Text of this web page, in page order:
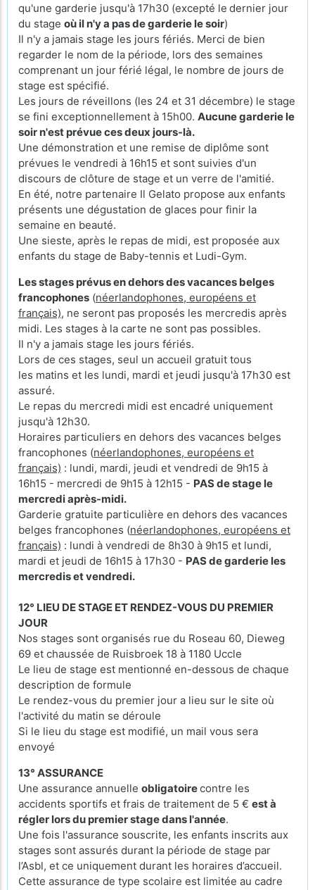
qu'une garderie jusqu'à 17h30 (excepté le dernier jour
du stage où il n'y a pas de garderie le soir)
Il n'y a jamais stage les jours fériés. Merci de bien
regarder le nom de la période, lors des semaines
comprenant un jour férié légal, le nombre de jours de
stage est spécifié.
Les jours de réveillons (les 24 et 31 décembre) le stage
se fini exceptionnellement à 15h00. Aucune garderie le
soir n'est prévue ces deux jours-là.
Une démonstration et une remise de diplôme sont
prévues le vendredi à 16h15 et sont suivies d'un
discours de clôture de stage et un verre de l'amitié.
En été, notre partenaire Il Gelato propose aux enfants
présents une dégustation de glaces pour finir la
semaine en beauté.
Une sieste, après le repas de midi, est proposée aux
enfants du stage de Baby-tennis et Ludi-Gym.
Les stages prévus en dehors des vacances belges
francophones (néerlandophones, européens et
français), ne seront pas proposés les mercredis après
midi. Les stages à la carte ne sont pas possibles.
Il n'y a jamais stage les jours fériés.
Lors de ces stages, seul un accueil gratuit tous
les matins et les lundi, mardi et jeudi jusqu'à 17h30 est
assuré.
Le repas du mercredi midi est encadré uniquement
jusqu'à 12h30.
Horaires particuliers en dehors des vacances belges
francophones (néerlandophones, européens et
français) : lundi, mardi, jeudi et vendredi de 9h15 à
16h15 - mercredi de 9h15 à 12h15 - PAS de stage le
mercredi après-midi.
Garderie gratuite particulière en dehors des vacances
belges francophones (néerlandophones, européens et
français) : lundi à vendredi de 8h30 à 9h15 et lundi,
mardi et jeudi de 16h15 à 17h30 - PAS de garderie les
mercredis et vendredi.
12° LIEU DE STAGE ET RENDEZ-VOUS DU PREMIER
JOUR
Nos stages sont organisés rue du Roseau 60, Dieweg
69 et chaussée de Ruisbroek 18 à 1180 Uccle
Le lieu de stage est mentionné en-dessous de chaque
description de formule
Le rendez-vous du premier jour a lieu sur le site où
l'activité du matin se déroule
Si le lieu du stage est modifié, un mail vous sera
envoyé
13° ASSURANCE
Une assurance annuelle obligatoirecontre les
accidents sportifs et frais de traitement de 5 € est à
régler lors du premier stage dans l'année.
Une fois l'assurance souscrite, les enfants inscrits aux
stages sont assurés durant la période de stage par
l’Asbl, et ce uniquement durant les horaires d’accueil.
Cette assurance de type scolaire est limitée au cadre